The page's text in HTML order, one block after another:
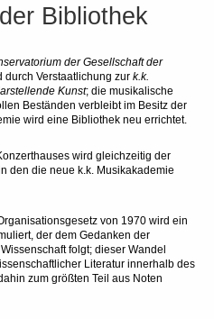
Bibliothek
der Gesellschaft der
durch Verstaatlichung zur k.k.
Kunst; die musikalische
Beständen verbleibt im Besitz der
wird eine Bibliothek neu errichtet.
wird gleichzeitig der
den die neue k.k. Musikakademie
von 1970 wird ein
der dem Gedanken der
folgt; dieser Wandel
Literatur innerhalb des
zum größten Teil aus Noten